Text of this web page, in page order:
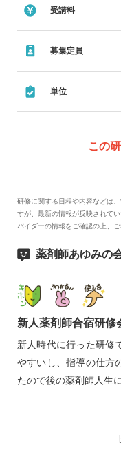
受講料
募集定員
単位
この
研修に関する日程や内容などは
すが、最新の情報が反映されて
バイダーの情報をご確認の上、
薬剤師あゆみの
新人薬剤師合宿研修
新人時代に行った研修
やすいし、指導の仕方
たので後の薬剤師人生